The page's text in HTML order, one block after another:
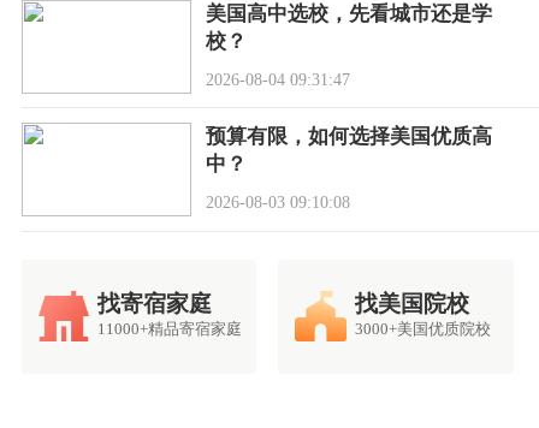
美国高中选校，先看城市还是学
校？
2026-08-04 09:31:47
预算有限，如何选择美国优质高
中？
2026-08-03 09:10:08
找寄宿家庭
11000+精品寄宿家庭
找美国院校
3000+美国优质院校